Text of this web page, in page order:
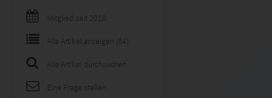
Mitglied seit 2018
Alle Artikel anzeigen (84)
Alle Artikel durchsuchen
Eine Frage stellen